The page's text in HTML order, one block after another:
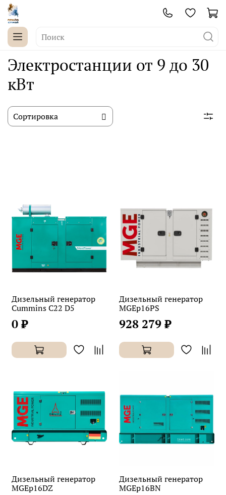
Электростанции от 9 до 30
кВт
Дизельный генератор
Cummins C22 D5
0 ₽
Дизельный генератор
MGEp16PS
928 279 ₽
Дизельный генератор
MGEp16DZ
Дизельный генератор
MGEp16BN